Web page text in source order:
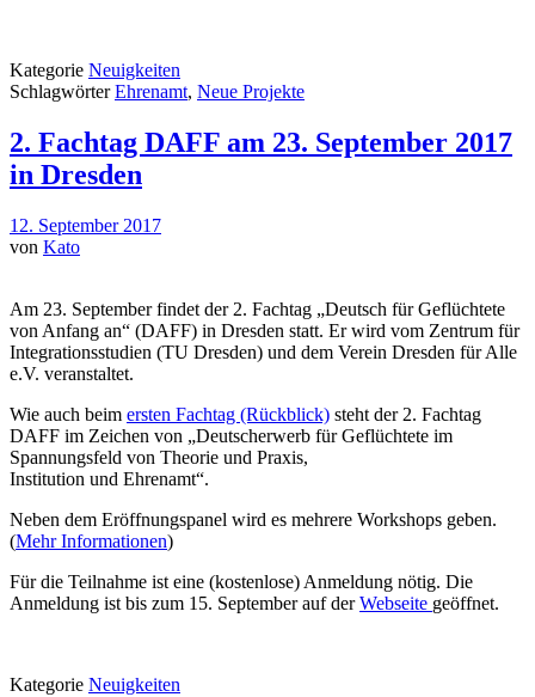
Kategorie Neuigkeiten
SchlagwörterEhrenamt, Neue Projekte
2. Fachtag DAFF am 23. September 2017
in Dresden
12. September 2017
von Kato
Am 23. September findet der 2. Fachtag „Deutsch für Geflüchtete
von Anfang an“ (DAFF) in Dresden statt. Er wird vom Zentrum für
Integrationsstudien (TU Dresden) und dem Verein Dresden für Alle
e.V. veranstaltet.
Wie auch beim ersten Fachtag (Rückblick) steht der 2. Fachtag
DAFF im Zeichen von „Deutscherwerb für Geflüchtete im
Spannungsfeld von Theorie und Praxis,
Institution und Ehrenamt“.
Neben dem Eröffnungspanel wird es mehrere Workshops geben.
(Mehr Informationen)
Für die Teilnahme ist eine (kostenlose) Anmeldung nötig. Die
Anmeldung ist bis zum 15. September auf derWebseite geöffnet.
Kategorie Neuigkeiten